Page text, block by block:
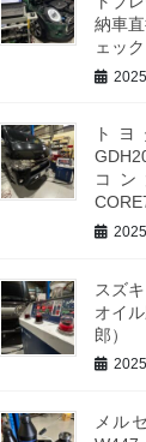
納車
ェック
ト
コ
スズ
オイ
郎）
メル